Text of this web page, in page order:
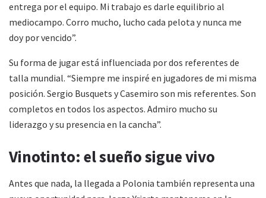
entrega por el equipo. Mi trabajo es darle equilibrio al
mediocampo. Corro mucho, lucho cada pelota y nunca me
doy por vencido”.
Su forma de jugar está influenciada por dos referentes de
talla mundial. “Siempre me inspiré en jugadores de mi misma
posición. Sergio Busquets y Casemiro son mis referentes. Son
completos en todos los aspectos. Admiro mucho su
liderazgo y su presencia en la cancha”.
Vinotinto: el sueño sigue vivo
Antes que nada, la llegada a Polonia también representa una